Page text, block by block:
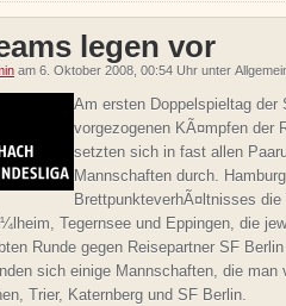
legen vor
am 6. Oktober 2008, 00:54 Uhr unter
Am ersten Doppelspieltag der
vorgezogenen KÃ¤mpfen der
setzten sich in fast allen
Mannschaften durch.
BrettpunkteverhÃ¤ltnisses
Tegernsee und Eppingen, die
Runde gegen Reisepartner SF
sich einige Mannschaften, die man
Trier, Katernberg und SF Berlin.